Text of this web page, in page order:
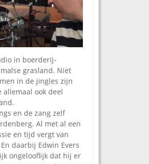
in boerderij-
grasland. Niet
in de jingles zijn
allemaal ook deel
en de zang zelf
Al met al een
en tijd vergt van
daarbij Edwin Evers
ongelooflijk dat hij er